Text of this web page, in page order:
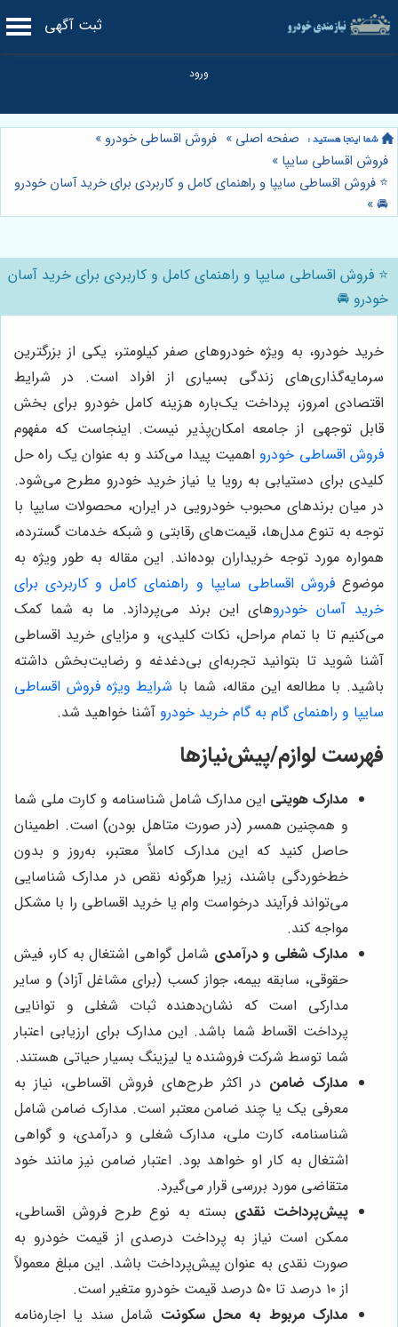
ثبت آگهی
صفحه اصلی » فروش اقساطی خودرو »
فروش اقساطی سایپا »
⭐️ فروش اقساطی سایپا و راهنمای کامل و کاربردی برای خرید آسان خودرو
🚘
»
⭐️ فروش اقساطی سایپا و راهنمای کامل و کاربردی برای خرید آسان
خودرو 🚘
خرید خودرو، به ویژه خودروهای صفر کیلومتر، یکی از بزرگترین
سرمایه‌گذاری‌های زندگی بسیاری از افراد است. در شرایط
اقتصادی امروز، پرداخت یک‌باره هزینه کامل خودرو برای بخش
قابل توجهی از جامعه امکان‌پذیر نیست. اینجاست که مفهوم
فروش اقساطی خودرو اهمیت پیدا می‌کند و به عنوان یک راه حل
کلیدی برای دستیابی به رویا یا نیاز خرید خودرو مطرح می‌شود.
در میان برندهای محبوب خودرویی در ایران، محصولات سایپا با
توجه به تنوع مدل‌ها، قیمت‌های رقابتی و شبکه خدمات گسترده،
همواره مورد توجه خریداران بوده‌اند. این مقاله به طور ویژه به
موضوعفروش اقساطی سایپا و راهنمای کامل و کاربردی برای
خرید آسان خودروهای این برند می‌پردازد. ما به شما کمک
می‌کنیم تا با تمام مراحل، نکات کلیدی، و مزایای خرید اقساطی
آشنا شوید تا بتوانید تجربه‌ای بی‌دغدغه و رضایت‌بخش داشته
باشید. با مطالعه این مقاله، شما با شرایط ویژه فروش اقساطی
سایپا و راهنمای گام به گام خرید خودرو آشنا خواهید شد.
فهرست لوازم/پیش‌نیازها
مدارک هویتی این مدارک شامل شناسنامه و کارت ملی شما
و همچنین همسر (در صورت متاهل بودن) است. اطمینان
حاصل کنید که این مدارک کاملاً معتبر، به‌روز و بدون
خط‌خوردگی باشند، زیرا هرگونه نقص در مدارک شناسایی
می‌تواند فرآیند درخواست وام یا خرید اقساطی را با مشکل
مواجه کند.
مدارک شغلی و درآمدی شامل گواهی اشتغال به کار، فیش
حقوقی، سابقه بیمه، جواز کسب (برای مشاغل آزاد) و سایر
مدارکی است که نشان‌دهنده ثبات شغلی و توانایی
پرداخت اقساط شما باشد. این مدارک برای ارزیابی اعتبار
شما توسط شرکت فروشنده یا لیزینگ بسیار حیاتی هستند.
مدارک ضامن در اکثر طرح‌های فروش اقساطی، نیاز به
معرفی یک یا چند ضامن معتبر است. مدارک ضامن شامل
شناسنامه، کارت ملی، مدارک شغلی و درآمدی، و گواهی
اشتغال به کار او خواهد بود. اعتبار ضامن نیز مانند خود
متقاضی مورد بررسی قرار می‌گیرد.
پیش‌پرداخت نقدی بسته به نوع طرح فروش اقساطی،
ممکن است نیاز به پرداخت درصدی از قیمت خودرو به
صورت نقدی به عنوان پیش‌پرداخت باشد. این مبلغ معمولاً
از ۱۰ درصد تا ۵۰ درصد قیمت خودرو متغیر است.
مدارک مربوط به محل سکونت شامل سند یا اجاره‌نامه